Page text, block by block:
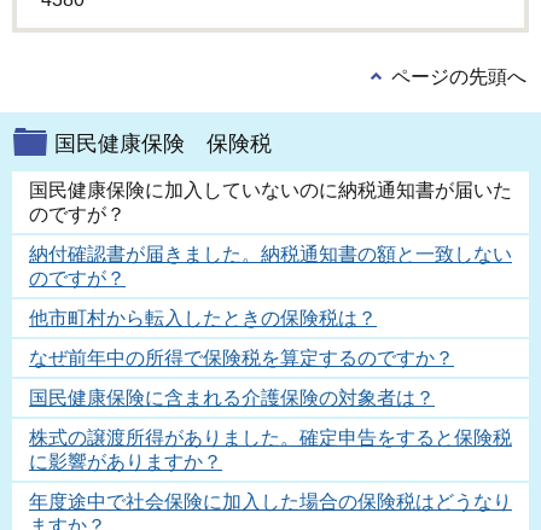
ページの先頭へ
国民健康保険 保険税
国民健康保険に加入していないのに納税通知書が届いた
のですが？
納付確認書が届きました。納税通知書の額と一致しない
のですが？
他市町村から転入したときの保険税は？
なぜ前年中の所得で保険税を算定するのですか？
国民健康保険に含まれる介護保険の対象者は？
株式の譲渡所得がありました。確定申告をすると保険税
に影響がありますか？
年度途中で社会保険に加入した場合の保険税はどうなり